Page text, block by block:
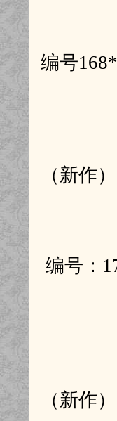
编号
（新
编号
（新